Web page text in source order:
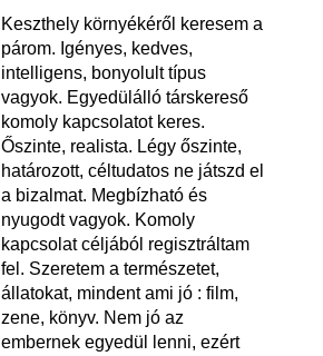
Keszthely környékéről keresem a
párom. Igényes, kedves,
intelligens, bonyolult típus
vagyok. Egyedülálló társkereső
komoly kapcsolatot keres.
Őszinte, realista. Légy őszinte,
határozott, céltudatos ne játszd el
a bizalmat. Megbízható és
nyugodt vagyok. Komoly
kapcsolat céljából regisztráltam
fel. Szeretem a természetet,
állatokat, mindent ami jó : film,
zene, könyv. Nem jó az
embernek egyedül lenni, ezért